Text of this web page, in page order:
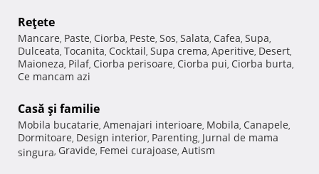
Reţete
Mancare, Paste, Ciorba, Peste, Sos, Salata, Cafea, Supa,
Dulceata, Tocanita, Cocktail, Supa crema, Aperitive, Desert,
Maioneza, Pilaf, Ciorba perisoare, Ciorba pui, Ciorba burta,
Ce mancam azi
Casă şi familie
Mobila bucatarie, Amenajari interioare, Mobila, Canapele,
Dormitoare, Design interior, Parenting, Jurnal de mama
singura, Gravide, Femei curajoase, Autism